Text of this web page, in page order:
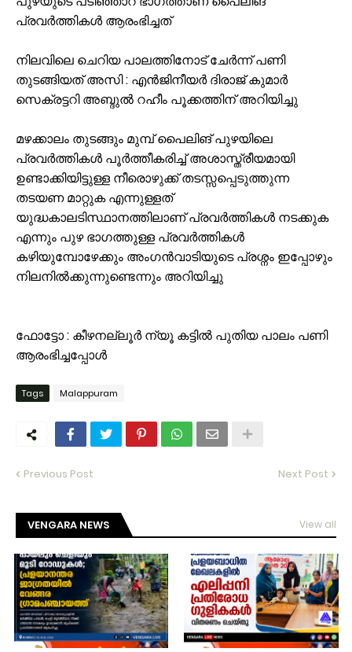
പ്രവർത്തികൾ ആരംഭിച്ചത്
നിലവിലെ ചെറിയ പാലത്തിനോട് ചേർന്ന് പണി
തുടങ്ങിയത് അസി : എൻജിനീയർ ദിരാജ് കുമാർ
സെക്രട്ടറി അബ്ദുൽ റഹീം പൂക്കത്തിന് അറിയിച്ചു
മഴക്കാലം തുടങ്ങും മുമ്പ് പൈലിങ് പുഴയിലെ
പ്രവർത്തികൾ പൂർത്തീകരിച്ച് അശാസ്ത്രീയമായി
ഉണ്ടാക്കിയിട്ടുള്ള നീരൊഴുക്ക് തടസ്സപ്പെടുത്തുന്ന
തടയണ മാറ്റുക എന്നുള്ളത്
യുദ്ധകാലടിസ്ഥാനത്തിലാണ് പ്രവർത്തികൾ നടക്കുക
എന്നും പുഴ ഭാഗത്തുള്ള പ്രവർത്തികൾ
കഴിയുമ്പോഴേക്കും അംഗൻവാടിയുടെ പ്രശ്നം ഇപ്പോഴും
നിലനിൽക്കുന്നുണ്ടെന്നും അറിയിച്ചു
ഫോട്ടോ : കീഴനല്ലൂർ ന്യൂ കട്ടിൽ പുതിയ പാലം പണി
ആരംഭിച്ചപ്പോൾ
Tags Malappuram
Previous Post Next Post
VENGARA NEWS View all